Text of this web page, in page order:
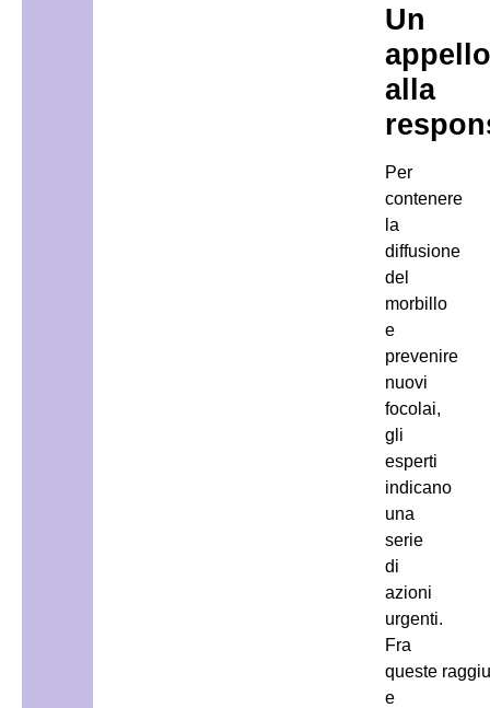
Un
alla
Per
contenere
la
diffusione
del
morbillo
e
prevenire
nuovi
focolai,
gli
esperti
indicano
una
serie
di
azioni
urgenti.
Fra
queste
e